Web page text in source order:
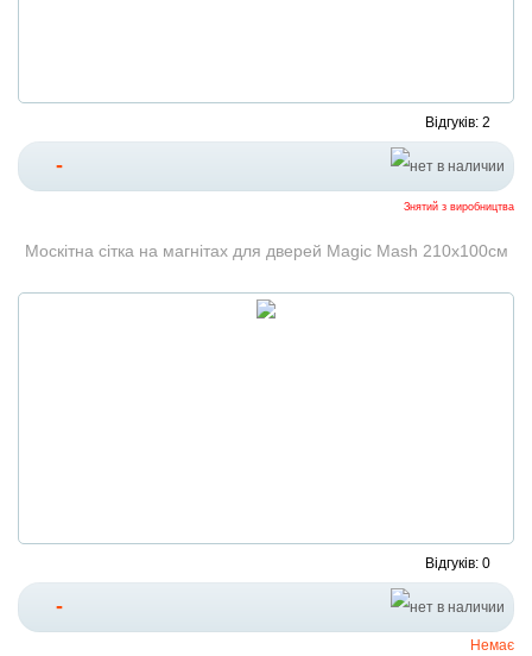
Відгуків: 2
-
Знятий з виробництва
Москітна сітка на магнітах для дверей Magic Mash 210x100см
Відгуків: 0
-
Немає